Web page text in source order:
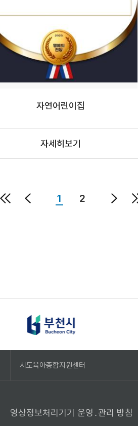
자연어린이집
자세히보기
1 2
시도육아종합지원센터
영상정보처리기기 운영․관리 방침